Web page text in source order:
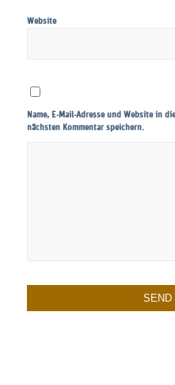
Website
Name, E-Mail-Adresse und Website in
nächsten Kommentar speichern.